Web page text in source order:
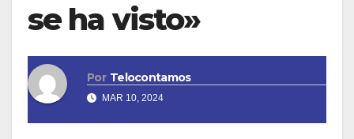
se ha visto»
Por Telocontamos
MAR 10, 2024